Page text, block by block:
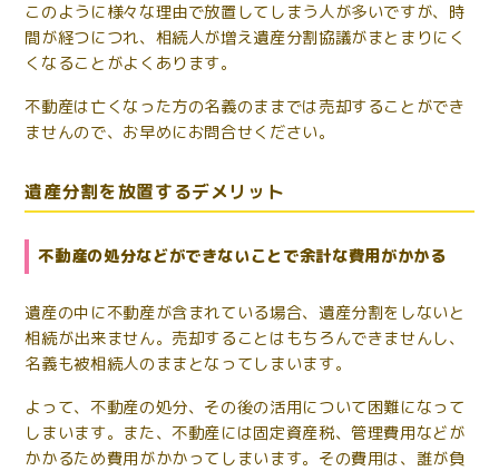
このように様々な理由で放置してしまう人が多いですが、時
間が経つにつれ、相続人が増え遺産分割協議がまとまりにく
くなることがよくあります。
不動産は亡くなった方の名義のままでは売却することができ
ませんので、お早めにお問合せください。
遺産分割を放置するデメリット
不動産の処分などができないことで余計な費用がかかる
遺産の中に不動産が含まれている場合、遺産分割をしないと
相続が出来ません。売却することはもちろんできませんし、
名義も被相続人のままとなってしまいます。
よって、不動産の処分、その後の活用について困難になって
しまいます。また、不動産には固定資産税、管理費用などが
かかるため費用がかかってしまいます。その費用は、誰が負